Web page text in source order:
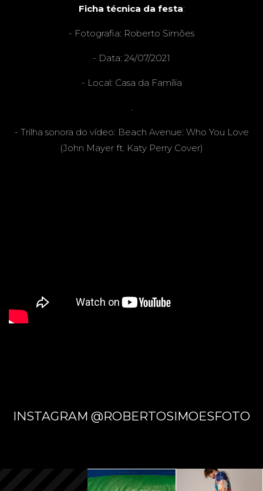
Ficha técnica da festa:
- Fotografia: Roberto Simões
- Data: 24/07/2021
- Local: Casa da Família
.
- Trilha sonora do vídeo: Beach Avenue: Who You Love
(John Mayer ft. Katy Perry Cover)
INSTAGRAM @ROBERTOSIMOESFOTO